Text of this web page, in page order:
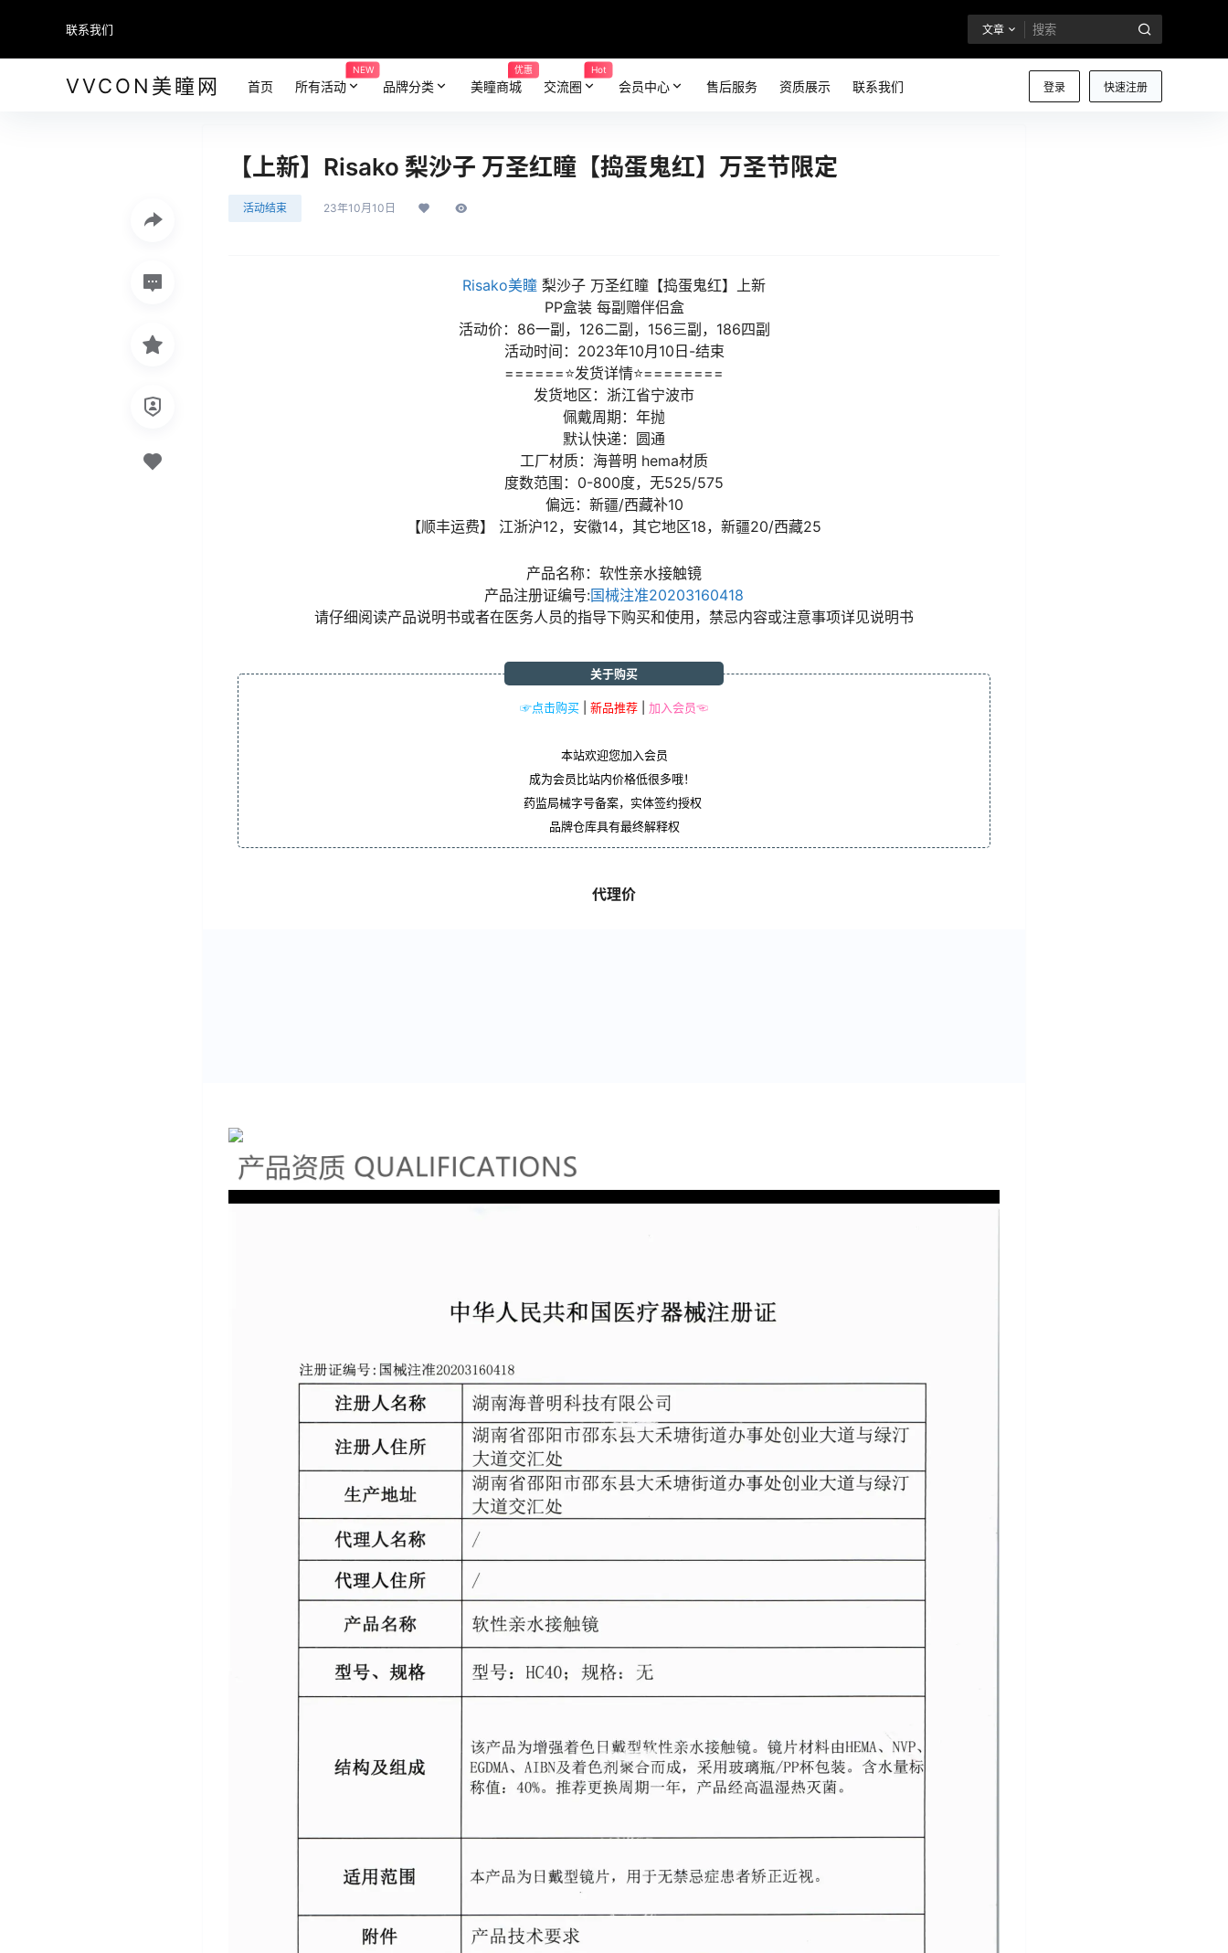
联系我们 文章
VVCON美瞳网 登录 快速注册
首页 所有活动
NEW
品牌分类 美瞳商城
优惠
交流圈
Hot
会员中心 售后服务 资质展示 联系我们
【上新】Risako 梨沙子 万圣红瞳【捣蛋鬼红】万圣节限定
活动结束 23年10月10日
Risako美瞳 梨沙子 万圣红瞳【捣蛋鬼红】上新
PP盒装 每副赠伴侣盒
活动价：86一副，126二副，156三副，186四副
活动时间：2023年10月10日-结束
======⭐发货详情⭐========
发货地区：浙江省宁波市
佩戴周期：年抛
默认快递：圆通
工厂材质：海普明 hema材质
度数范围：0-800度，无525/575
偏远：新疆/西藏补10
【顺丰运费】 江浙沪12，安徽14，其它地区18，新疆20/西藏25
产品名称：软性亲水接触镜
产品注册证编号:国械注准20203160418
请仔细阅读产品说明书或者在医务人员的指导下购买和使用，禁忌内容或注意事项详见说明书
☞点击购买 新品推荐 加入会员☜
关于购买
本站欢迎您加入会员
成为会员比站内价格低很多哦！
药监局械字号备案，实体签约授权
品牌仓库具有最终解释权
代理价